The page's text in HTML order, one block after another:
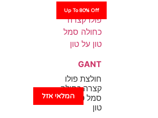
Up To 80% Off
המלאי אזל
GANT
חולצת פולו
קצרה כחולה
סמל טון על
טון